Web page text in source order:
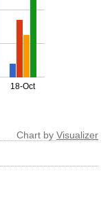
18-Oct
Chart by Visualizer